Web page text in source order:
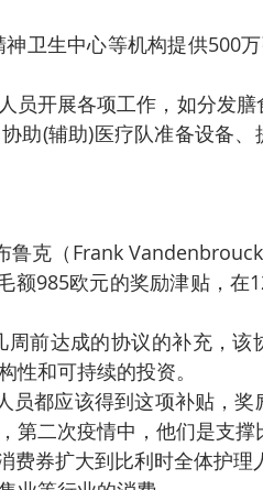
卫生中心等机构提供500
员开展各项工作，如分发
助(辅助)医疗队准备设备
鲁克（Frank
额985欧元的奖励津贴，在
前达成的协议的补充，该
性和可持续的投资。
员都应该得到这项补贴，
第二次疫情中，他们是支撑
费券扩大到比利时全体护理